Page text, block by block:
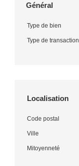
Général
Type de bien
Type de transaction
Localisation
Code postal
Ville
Mitoyenneté